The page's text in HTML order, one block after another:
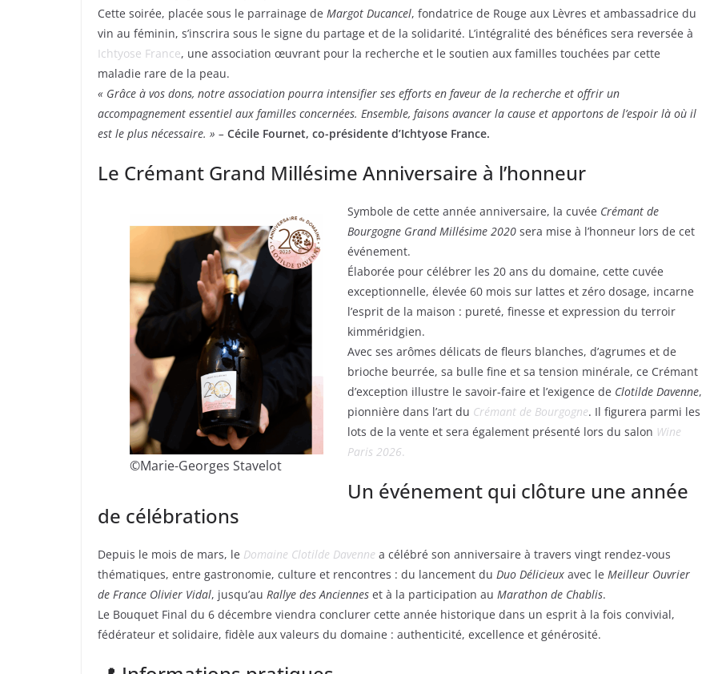
Cette soirée, placée sous le parrainage de Margot Ducancel, fondatrice de Rouge aux Lèvres et ambassadrice du
vin au féminin, s’inscrira sous le signe du partage et de la solidarité. L’intégralité des bénéfices sera reversée à
Ichtyose France, une association œuvrant pour la recherche et le soutien aux familles touchées par cette
maladie rare de la peau.
« Grâce à vos dons, notre association pourra intensifier ses efforts en faveur de la recherche et offrir un
accompagnement essentiel aux familles concernées. Ensemble, faisons avancer la cause et apportons de l’espoir là où il
est le plus nécessaire. » – Cécile Fournet, co-présidente d’Ichtyose France.
Le Crémant Grand Millésime Anniversaire à l’honneur
©️Marie-Georges Stavelot
Symbole de cette année anniversaire, la cuvée Crémant de
Bourgogne Grand Millésime 2020 sera mise à l’honneur lors de cet
événement.
Élaborée pour célébrer les 20 ans du domaine, cette cuvée
exceptionnelle, élevée 60 mois sur lattes et zéro dosage, incarne
l’esprit de la maison : pureté, finesse et expression du terroir
kimméridgien.
Avec ses arômes délicats de fleurs blanches, d’agrumes et de
brioche beurrée, sa bulle fine et sa tension minérale, ce Crémant
d’exception illustre le savoir-faire et l’exigence de Clotilde Davenne,
pionnière dans l’art du Crémant de Bourgogne. Il figurera parmi les
lots de la vente et sera également présenté lors du salon Wine
Paris 2026.
Un événement qui clôture une année
de célébrations
Depuis le mois de mars, le Domaine Clotilde Davenne a célébré son anniversaire à travers vingt rendez-vous
thématiques, entre gastronomie, culture et rencontres : du lancement du Duo Délicieux avec le Meilleur Ouvrier
de France Olivier Vidal, jusqu’au Rallye des Anciennes et à la participation au Marathon de Chablis.
Le Bouquet Final du 6 décembre viendra conclurer cette année historique dans un esprit à la fois convivial,
fédérateur et solidaire, fidèle aux valeurs du domaine : authenticité, excellence et générosité.